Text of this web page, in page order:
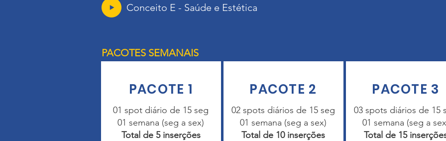
Conceito E - Saúde e Estética
PACOTES SEMANAIS
PACOTE 1
01 spot diário de 15 seg
01 semana (seg a sex)
Total de 5 inserções
PACOTE 2
02 spots diários de 15 seg
01 semana (seg a sex)
Total de 10 inserções
PACOTE 3
03 spots diários de 15
01 semana (seg a
Total de 15